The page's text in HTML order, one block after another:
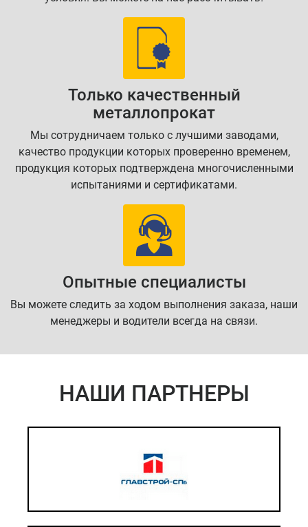
Только качественный
металлопрокат
Мы сотрудничаем только с лучшими заводами,
качество продукции которых проверенно временем,
продукция которых подтверждена многочисленными
испытаниями и сертификатами.
Опытные специалисты
Вы можете следить за ходом выполнения заказа, наши
менеджеры и водители всегда на связи.
НАШИ ПАРТНЕРЫ